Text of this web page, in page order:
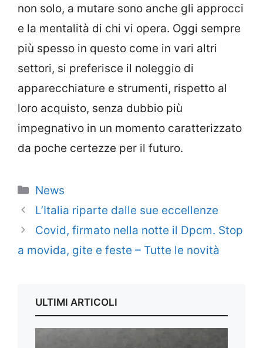
non solo, a mutare sono anche gli approcci
e la mentalità di chi vi opera. Oggi sempre
più spesso in questo come in vari altri
settori, si preferisce il noleggio di
apparecchiature e strumenti, rispetto al
loro acquisto, senza dubbio più
impegnativo in un momento caratterizzato
da poche certezze per il futuro.
Categorie
News
L’Italia riparte dalle sue eccellenze
Covid, firmato nella notte il Dpcm. Stop
a movida, gite e feste – Tutte le novità
ULTIMI ARTICOLI